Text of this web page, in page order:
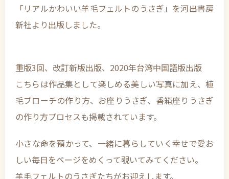
「リアルかわいい羊毛フェルトのうさぎ」を河出書房
新社より出版しました。
重版3回、改訂新版出版、2020年台湾中国語版出版
こちらは作品集として楽しめる美しい写真に加え、植
毛ブローチの作り方、お座りうさぎ、香箱座りうさぎ
の作り方プロセスも掲載されています。
小さな命を預かって、一緒に暮らしていく幸せで愛お
しい毎日をページをめくって覗いてみてください。
羊毛フェルトのうさぎたちがお迎えします。